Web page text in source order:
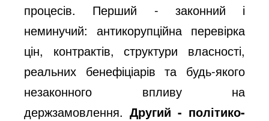
процесів. Перший - законний і
неминучий: антикорупційна перевірка
цін, контрактів, структури власності,
реальних бенефіціарів та будь-якого
незаконного впливу на
держзамовлення.Другий - політико-